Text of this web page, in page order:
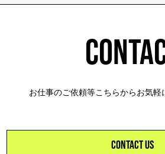
お仕事のご依頼等こちらからお気軽
CONTACT US